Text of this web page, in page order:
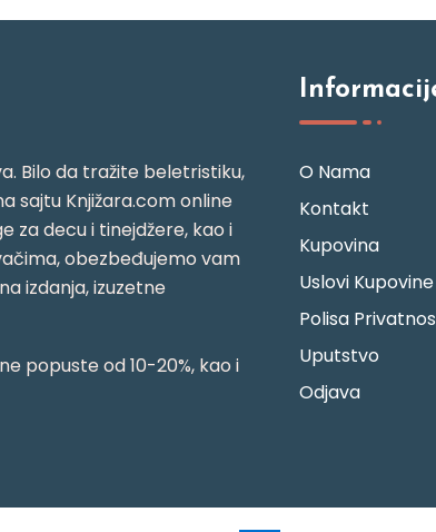
Bilo da tražite beletristiku,
sajtu Knjižara.com online
za decu i tinejdžere, kao i
obezbeđujemo vam
izdanja, izuzetne
popuste od 10-20%, kao i
O Nama
Kontakt
Kupovina
Uslovi Kupovine
Polisa
Uputstvo
Odjava